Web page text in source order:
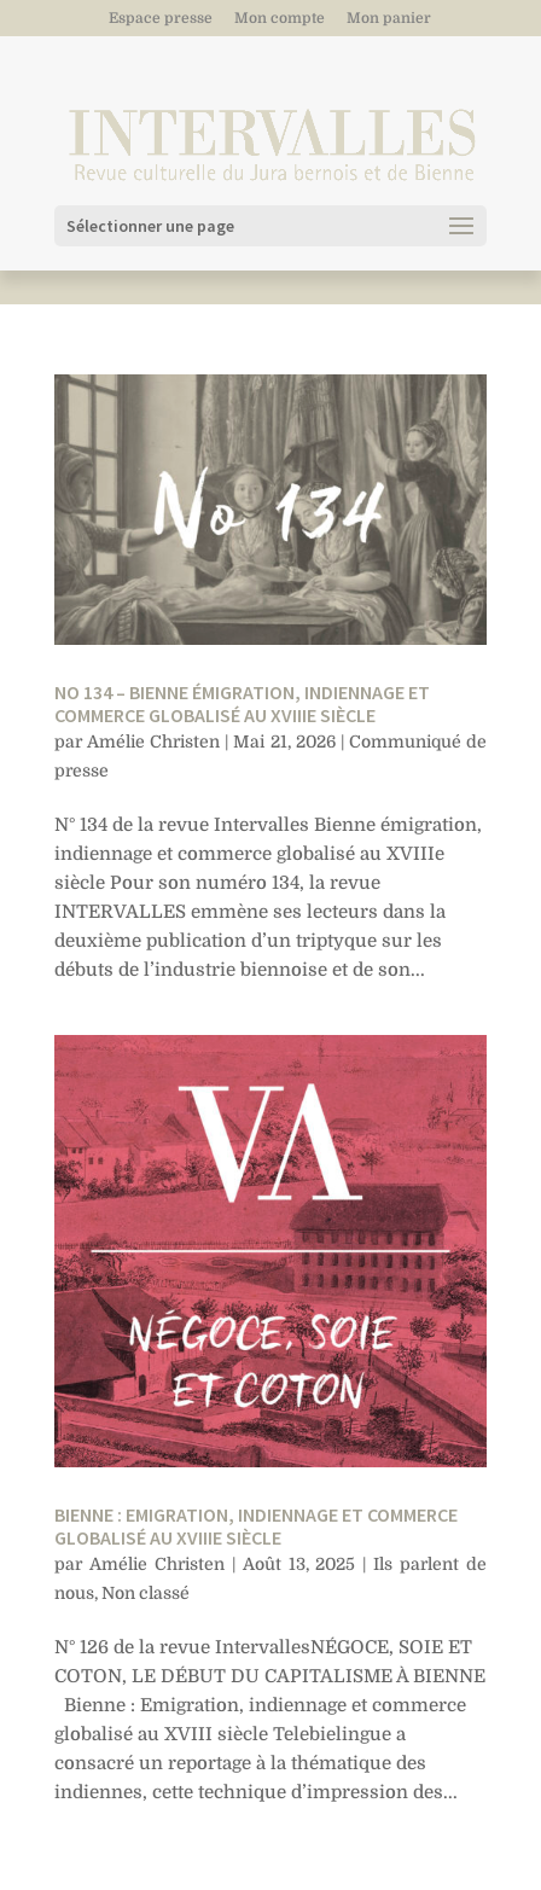
Espace presse Mon compte Mon panier
Sélectionner une page
NO 134 – BIENNE ÉMIGRATION, INDIENNAGE ET
COMMERCE GLOBALISÉ AU XVIIIE SIÈCLE
par Amélie Christen |Mai 21, 2026|Communiqué de
presse
N° 134 de la revue Intervalles Bienne émigration,
indiennage et commerce globalisé au XVIIIe
siècle Pour son numéro 134, la revue
INTERVALLES emmène ses lecteurs dans la
deuxième publication d’un triptyque sur les
débuts de l’industrie biennoise et de son...
BIENNE : EMIGRATION, INDIENNAGE ET COMMERCE
GLOBALISÉ AU XVIIIE SIÈCLE
par Amélie Christen| Août 13, 2025 |Ils parlent de
nous,Non classé
N° 126 de la revue IntervallesNÉGOCE, SOIE ET
COTON, LE DÉBUT DU CAPITALISME À BIENNE
Bienne : Emigration, indiennage et commerce
globalisé au XVIII siècle Telebielingue a
consacré un reportage à la thématique des
indiennes, cette technique d’impression des...